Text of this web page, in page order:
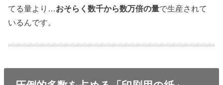
てる量より…おそらく数千から数万倍の量で生産されて
いるんです。